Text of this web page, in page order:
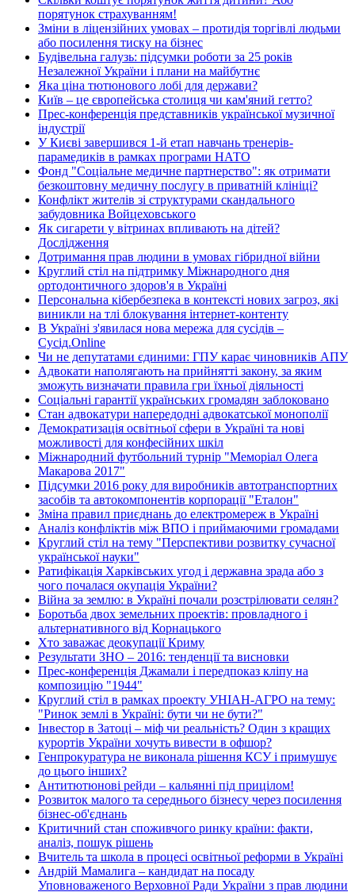
порятунок страхуванням!
Зміни в ліцензійних умовах – протидія торгівлі людьми
або посилення тиску на бізнес
Будівельна галузь: підсумки роботи за 25 років
Незалежної України і плани на майбутнє
Яка ціна тютюнового лобі для держави?
Київ – це європейська столиця чи кам'яний гетто?
Прес-конференція представників української музичної
індустрії
У Києві завершився 1-й етап навчань тренерів-
парамедиків в рамках програми НАТО
Фонд "Соціальне медичне партнерство": як отримати
безкоштовну медичну послугу в приватній клініці?
Конфлікт жителів зі структурами скандального
забудовника Войцеховського
Як сигарети у вітринах впливають на дітей?
Дослідження
Дотримання прав людини в умовах гібридної війни
Круглий стіл на підтримку Міжнародного дня
ортодонтичного здоров'я в Україні
Персональна кібербезпека в контексті нових загроз, які
виникли на тлі блокування інтернет-контенту
В Україні з'явилася нова мережа для сусідів –
Сусід.Online
Чи не депутатами єдиними: ГПУ карає чиновників АПУ
Адвокати наполягають на прийнятті закону, за яким
зможуть визначати правила гри їхньої діяльності
Соціальні гарантії українських громадян заблоковано
Стан адвокатури напередодні адвокатської монополії
Демократизація освітньої сфери в Україні та нові
можливості для конфесійних шкіл
Міжнародний футбольний турнір "Меморіал Олега
Макарова 2017"
Підсумки 2016 року для виробників автотранспортних
засобів та автокомпонентів корпорації "Еталон"
Зміна правил приєднань до електромереж в Україні
Аналіз конфліктів між ВПО і приймаючими громадами
Круглий стіл на тему "Перспективи розвитку сучасної
української науки"
Ратифікація Харківських угод і державна зрада або з
чого почалася окупація України?
Війна за землю: в Україні почали розстрілювати селян?
Боротьба двох земельних проектів: провладного і
альтернативного від Корнацького
Хто заважає деокупації Криму
Результати ЗНО – 2016: тенденції та висновки
Прес-конференція Джамали і передпоказ кліпу на
композицію "1944"
Круглий стіл в рамках проекту УНІАН-АГРО на тему:
"Ринок землі в Україні: бути чи не бути?"
Інвестор в Затоці – міф чи реальність? Один з кращих
курортів України хочуть вивести в офшор?
Генпрокуратура не виконала рішення КСУ і примушує
до цього інших?
Антитютюнові рейди – кальянні під прицілом!
Розвиток малого та середнього бізнесу через посилення
бізнес-об'єднань
Критичний стан споживчого ринку країни: факти,
аналіз, пошук рішень
Вчитель та школа в процесі освітньої реформи в Україні
Андрій Мамалига – кандидат на посаду
Уповноваженого Верховної Ради України з прав людини